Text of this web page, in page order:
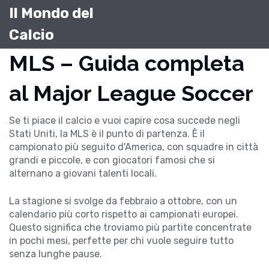
Il Mondo del
Calcio
MLS – Guida completa
al Major League Soccer
Se ti piace il calcio e vuoi capire cosa succede negli
Stati Uniti, la MLS è il punto di partenza. È il
campionato più seguito d'America, con squadre in città
grandi e piccole, e con giocatori famosi che si
alternano a giovani talenti locali.
La stagione si svolge da febbraio a ottobre, con un
calendario più corto rispetto ai campionati europei.
Questo significa che troviamo più partite concentrate
in pochi mesi, perfette per chi vuole seguire tutto
senza lunghe pause.